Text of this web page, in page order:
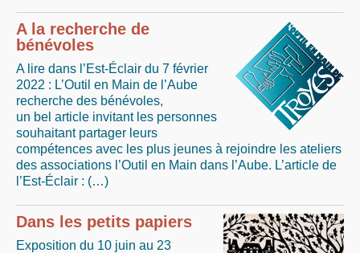
A la recherche de
bénévoles
A lire dans l’Est-Éclair du 7 février
2022 : L’Outil en Main de l’Aube
recherche des bénévoles,
un bel article invitant les personnes
souhaitant partager leurs
compétences avec les plus jeunes à rejoindre les ateliers
des associations l’Outil en Main dans l’Aube. L’article de
l’Est-Éclair : (…)
Dans les petits papiers
Exposition du 10 juin au 23